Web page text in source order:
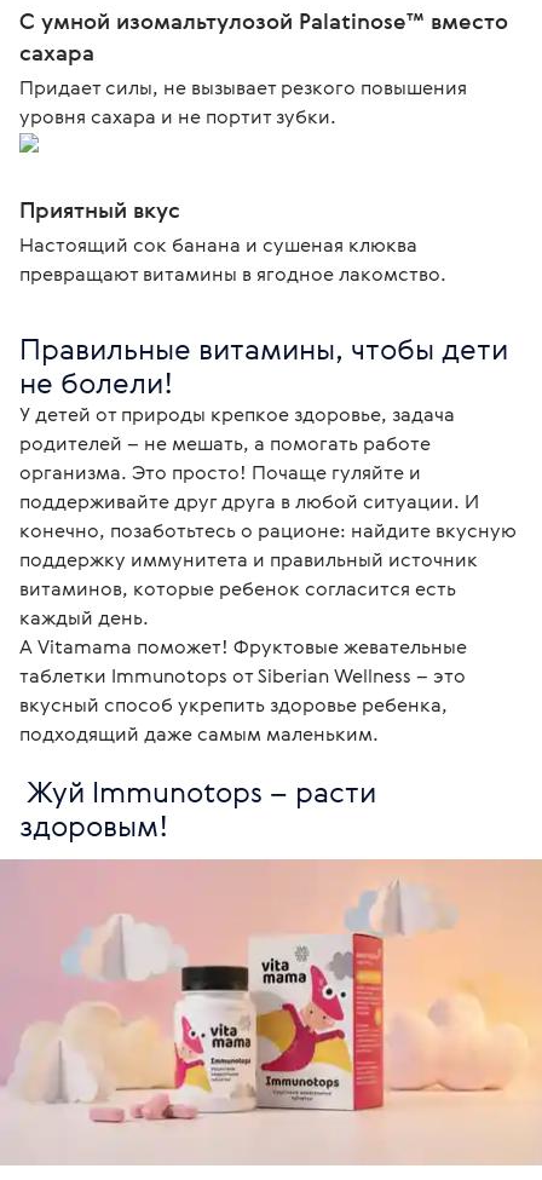
С умной изомальтулозой Palatinose™ вместо
сахара
Придает силы, не вызывает резкого повышения
уровня сахара и не портит зубки.
Приятный вкус
Настоящий сок банана и сушеная клюква
превращают витамины в ягодное лакомство.
Правильные витамины, чтобы дети
не болели!
У детей от природы крепкое здоровье, задача
родителей – не мешать, а помогать работе
организма. Это просто! Почаще гуляйте и
поддерживайте друг друга в любой ситуации. И
конечно, позаботьтесь о рационе: найдите вкусную
поддержку иммунитета и правильный источник
витаминов, которые ребенок согласится есть
каждый день.
А Vitamama поможет! Фруктовые жевательные
таблетки Immunotops от Siberian Wellness – это
вкусный способ укрепить здоровье ребенка,
подходящий даже самым маленьким.
здоровым!